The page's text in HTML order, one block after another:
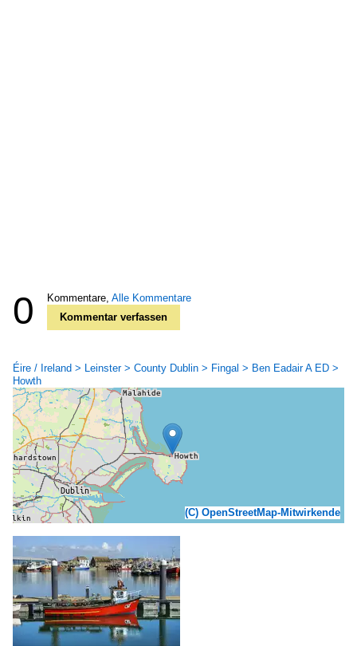
0 Kommentare, Alle Kommentare
Kommentar verfassen
Éire / Ireland > Leinster > County Dublin > Fingal > Ben Eadair A ED >
Howth
(C) OpenStreetMap-Mitwirkende